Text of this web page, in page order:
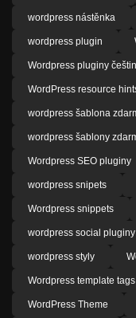
wordpress nástěnka
wordpress plugin
Wordpress pluginy
WordPress resource
wordpress šablona
wordpress šablony
Wordpress SEO pluginy
wordpress snipets
Wordpress snippets
wordpress social pluginy
wordpress styly
Wordpress template tags
WordPress Theme